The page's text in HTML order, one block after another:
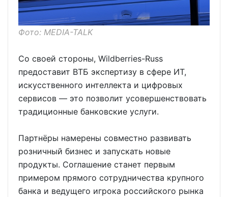
Фото: MEDIA-TALK
Со своей стороны, Wildberries-Russ
предоставит ВТБ экспертизу в сфере ИТ,
искусственного интеллекта и цифровых
сервисов — это позволит усовершенствовать
традиционные банковские услуги.
Партнёры намерены совместно развивать
розничный бизнес и запускать новые
продукты. Соглашение станет первым
примером прямого сотрудничества крупного
банка и ведущего игрока российского рынка